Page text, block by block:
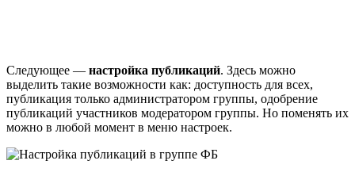
Следующее — настройка публикаций. Здесь можно
выделить такие возможности как: доступность для всех,
публикация только администратором группы, одобрение
публикаций участников модератором группы. Но поменять их
можно в любой момент в меню настроек.